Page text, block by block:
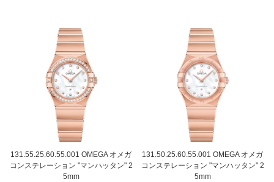
131.55.25.60.55.001 OMEGA オメガ
コンステレーション "マンハッタン" 2
5mm
131.50.25.60.55.001 OMEGA オメガ
コンステレーション "マンハッタン" 2
5mm